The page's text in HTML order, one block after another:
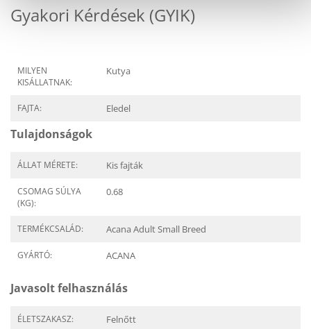
Gyakori Kérdések (GYIK)
MILYEN
KISÁLLATNAK:
Kutya
FAJTA: Eledel
Tulajdonságok
ÁLLAT MÉRETE: Kis fajták
CSOMAG SÚLYA
(KG):
0.68
TERMÉKCSALÁD: Acana Adult Small Breed
GYÁRTÓ: ACANA
Javasolt felhasználás
ÉLETSZAKASZ: Felnőtt